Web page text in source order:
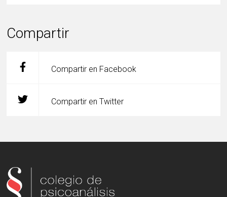
Compartir
Compartir en Facebook
Compartir en Twitter